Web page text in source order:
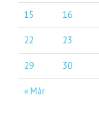
« Már
15 16
22 23
29 30